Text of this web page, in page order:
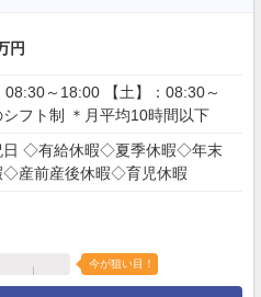
円
08:30～18:00 【土】：08:30～
フト制 ＊月平均10時間以下
日 ◇有給休暇◇夏季休暇◇年末
産前産後休暇◇育児休暇
今が狙い目！